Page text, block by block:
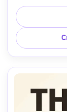
mention
Nikon Z8,
effet